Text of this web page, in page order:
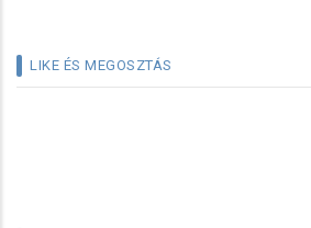
LIKE ÉS MEGOSZTÁS